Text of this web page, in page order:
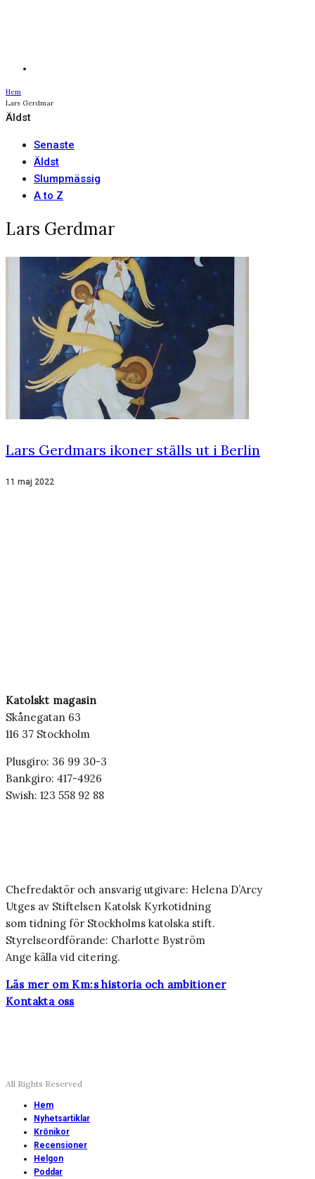
Hem
Lars Gerdmar
Äldst
Senaste
Äldst
Slumpmässig
A to Z
Lars Gerdmar
Lars Gerdmars ikoner ställs ut i Berlin
11 maj 2022
Katolskt magasin
Skånegatan 63
116 37 Stockholm
Plusgiro: 36 99 30-3
Bankgiro: 417-4926
Swish: 123 558 92 88
Chefredaktör och ansvarig utgivare: Helena D’Arcy
Utges av Stiftelsen Katolsk Kyrkotidning
som tidning för Stockholms katolska stift.
Styrelseordförande: Charlotte Byström
Ange källa vid citering.
Läs mer om Km:s historia och ambitioner
Kontakta oss
All Rights Reserved
Hem
Nyhetsartiklar
Krönikor
Recensioner
Helgon
Poddar